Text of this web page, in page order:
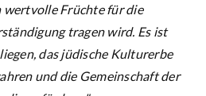
Früchte für die
tragen wird. Es ist
das jüdische Kulturerbe
und die Gemeinschaft der